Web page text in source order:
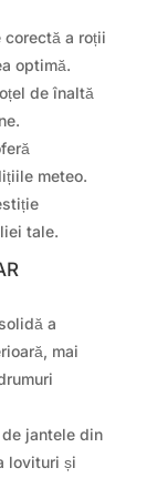
corectă a roții
optimă.
de înaltă
meteo.
tale.
a
mai
jantele din
lovituri și